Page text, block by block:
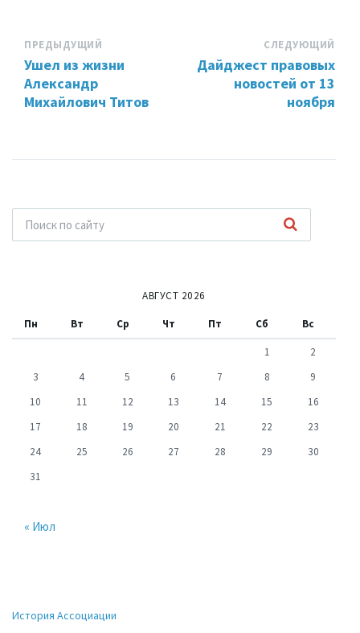
ПРЕДЫДУЩИЙ
Ушел из жизни
Александр
Михайлович Титов
СЛЕДУЮЩИЙ
Дайджест правовых
новостей от 13
ноября
АВГУСТ 2026
Пн Вт Ср Чт Пт Сб Вс
1
2
3
4 5 6 7 8
9
10
11 12 13 14 15
16
17
18 19 20 21 22
23
24
25 26 27 28 29
30
31
« Июл
История Ассоциации